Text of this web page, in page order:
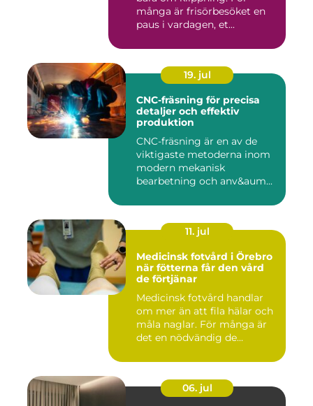
många är frisörbesöket en
paus i vardagen, et...
19. jul
CNC-fräsning för precisa
detaljer och effektiv
produktion
CNC-fräsning är en av de
viktigaste metoderna inom
modern mekanisk
bearbetning och anv&aum...
11. jul
Medicinsk fotvård i Örebro
när fötterna får den vård
de förtjänar
Medicinsk fotvård handlar
om mer än att fila hälar och
måla naglar. För många är
det en nödvändig de...
06. jul